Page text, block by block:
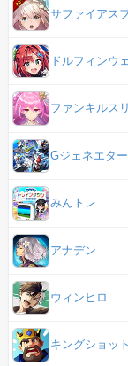
サファイアス
ドルフィンウ
ファンキルス
Gジェネエタ
みんトレ
アナデン
ウィンヒロ
キングショット